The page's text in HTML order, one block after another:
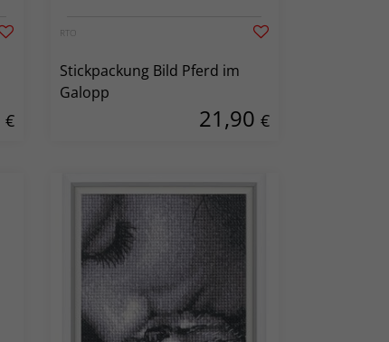
€
RTO
Stickpackung Bild Pferd im
Galopp
21,90 €